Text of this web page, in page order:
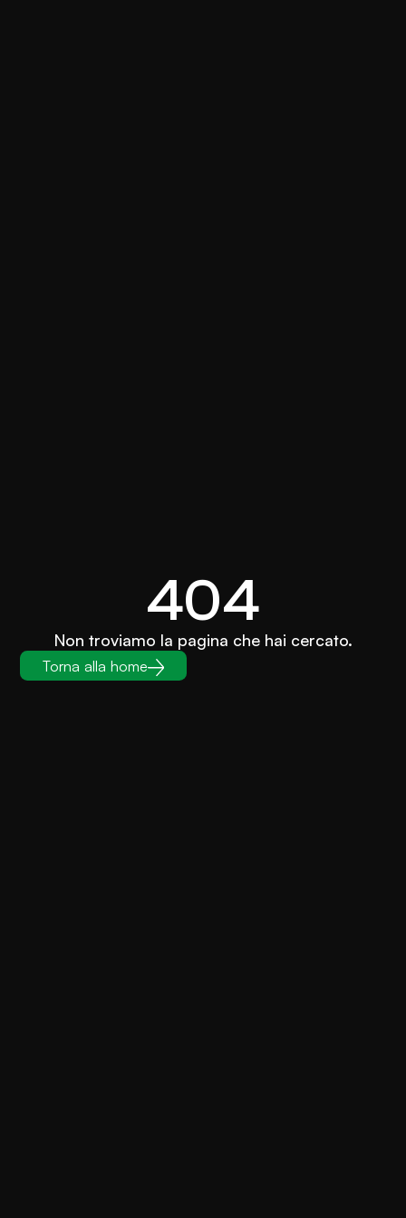
404
Non troviamo la pagina che hai cercato.
Torna alla home